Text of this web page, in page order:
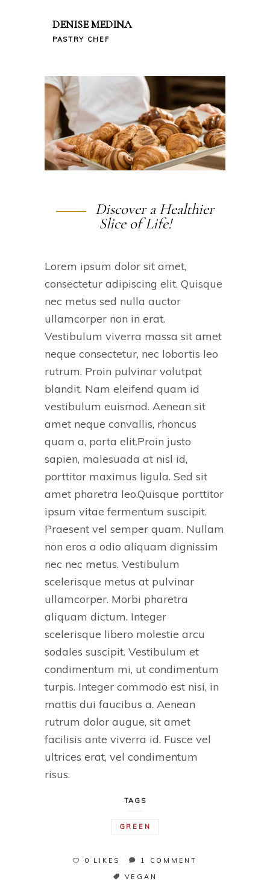
DENISE MEDINA
PASTRY CHEF
Discover a Healthier
Slice of Life!
Lorem ipsum dolor sit amet,
consectetur adipiscing elit. Quisque
nec metus sed nulla auctor
ullamcorper non in erat.
Vestibulum viverra massa sit amet
neque consectetur, nec lobortis leo
rutrum. Proin pulvinar volutpat
blandit. Nam eleifend quam id
vestibulum euismod. Aenean sit
amet neque convallis, rhoncus
quam a, porta elit.Proin justo
sapien, malesuada at nisl id,
porttitor maximus ligula. Sed sit
amet pharetra leo.Quisque porttitor
ipsum vitae fermentum suscipit.
Praesent vel semper quam. Nullam
non eros a odio aliquam dignissim
nec nec metus. Vestibulum
scelerisque metus at pulvinar
ullamcorper. Morbi pharetra
aliquam dictum. Integer
scelerisque libero molestie arcu
sodales suscipit. Vestibulum et
condimentum mi, ut condimentum
turpis. Integer commodo est nisi, in
mattis dui faucibus a. Aenean
rutrum dolor augue, sit amet
facilisis ante viverra id. Fusce vel
ultrices erat, vel condimentum
risus.
TAGS
GREEN
0 LIKES
1 COMMENT
VEGAN